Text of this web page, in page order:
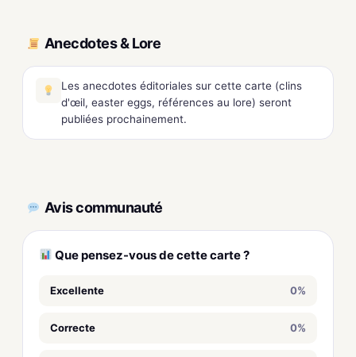
Anecdotes & Lore
Les anecdotes éditoriales sur cette carte (clins
d'œil, easter eggs, références au lore) seront
publiées prochainement.
Avis communauté
Que pensez-vous de cette carte ?
Excellente 0%
Correcte 0%